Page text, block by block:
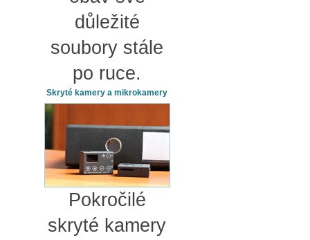
důležité
soubory stále
po ruce.
Skryté kamery a mikrokamery
Pokročilé
skryté kamery